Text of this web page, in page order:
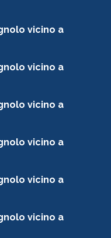
vicino a
vicino a
vicino a
vicino a
vicino a
vicino a